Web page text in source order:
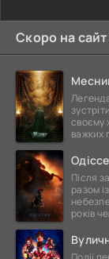
Скоро на
своєму
важких
Після
разом
років